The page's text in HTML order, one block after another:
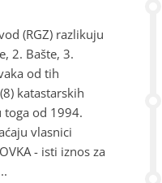
(RGZ) razlikuju
2. Bašte, 3.
od tih
katastarskih
toga od 1994.
vlasnici
- isti iznos za